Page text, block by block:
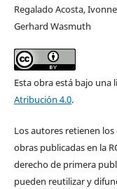
Regalado Acosta,
Gerhard Wasmuth
Esta obra está bajo una
Atribución 4.0.
Los autores retienen
obras publicadas en la
derecho de primera
pueden reutilizar y